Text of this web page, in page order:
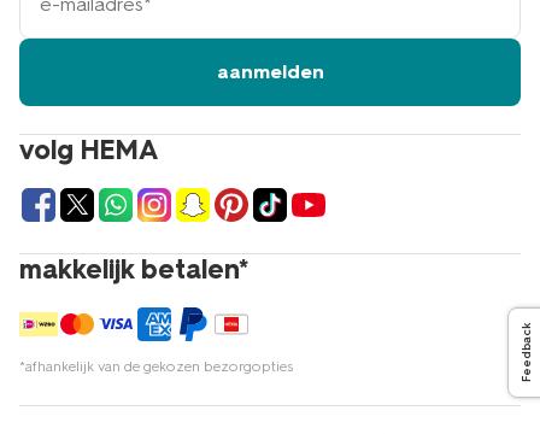
Feedback
hem zo snel mogelijk in huis hebt. Slaap je graag in een
boxer en een hemdje? Bekijk dan ook eens ons
naadloze boxers voor dames
écht HEMA-prijsje online te bestellen. Natuurlijk ben je
ook van harte welkom in de winkel om jouw katoenen
shortama’s voor dames daar te kopen. We hebben 500
winkels in heel Nederland. Er is dus vast een HEMA bij jou
volg HEMA
makkelijk betalen*
*afhankelijk van de gekozen bezorgopties
aanmelden